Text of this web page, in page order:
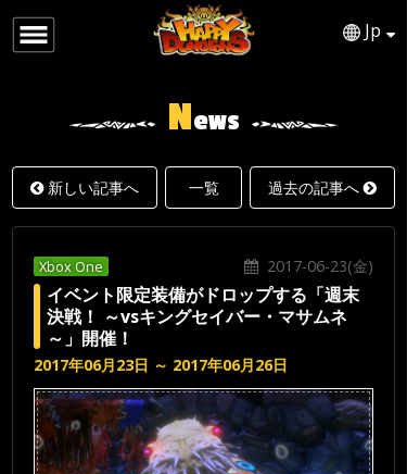
Jp
News
新しい記事へ 過去の記事へ
一覧
Xbox One 2017-06-23(金)
イベント限定装備がドロップする「週末
決戦！ ～vsキングセイバー・マサムネ
～」開催！
2017年06月23日 ～ 2017年06月26日